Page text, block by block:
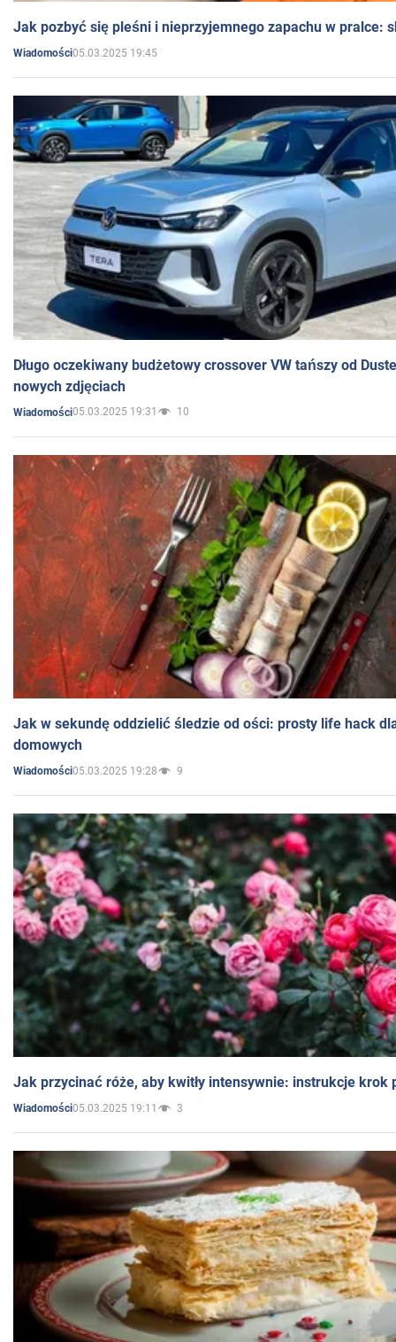
Jak pozbyć się pleśni i nieprzyjemnego zapachu w pralce:
Wiadomości05.03.2025 19:45
Długo oczekiwany budżetowy crossover VW tańszy od
nowych zdjęciach
Wiadomości05.03.2025 19:31 10
Jak w sekundę oddzielić śledzie od ości: prosty life hack
domowych
Wiadomości05.03.2025 19:28 9
Jak przycinać róże, aby kwitły intensywnie: instrukcje krok
Wiadomości05.03.2025 19:11 3